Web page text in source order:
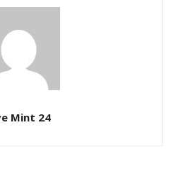
Mint 24